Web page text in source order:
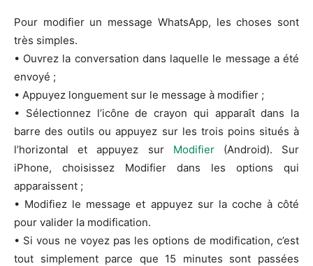
Pour modifier un message WhatsApp, les choses sont
très simples.
• Ouvrez la conversation dans laquelle le message a été
envoyé ;
• Appuyez longuement sur le message à modifier ;
• Sélectionnez l’icône de crayon qui apparaît dans la
barre des outils ou appuyez sur les trois poins situés à
l’horizontal et appuyez sur Modifier(Android). Sur
iPhone, choisissez Modifier dans les options qui
apparaissent ;
• Modifiez le message et appuyez sur la coche à côté
pour valider la modification.
• Si vous ne voyez pas les options de modification, c’est
tout simplement parce que 15 minutes sont passées